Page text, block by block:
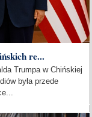
re...
Trumpa w Chińskiej
była przede